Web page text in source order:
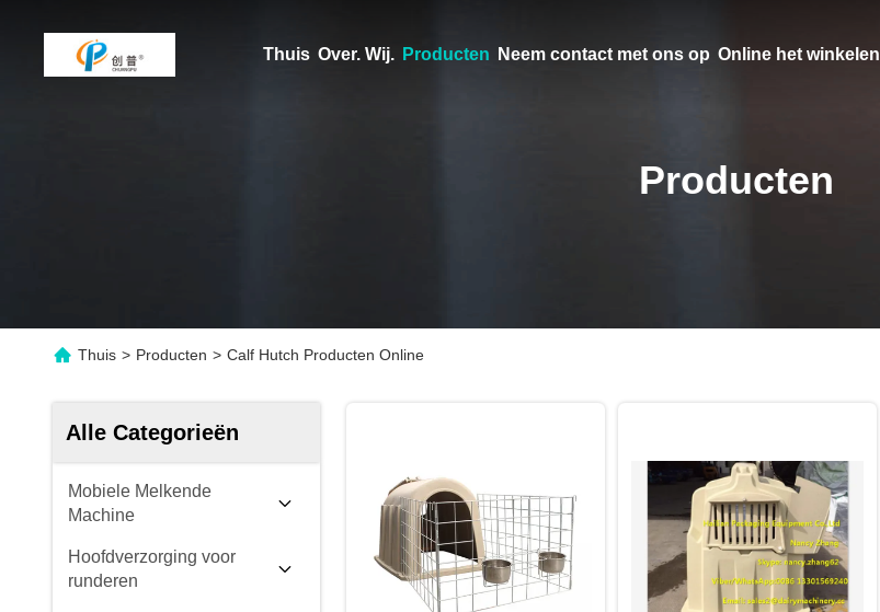
Thuis Over. Wij. Producten Neem contact met ons op Online het winkelen
Producten
Thuis > Producten > Calf Hutch Producten Online
Alle Categorieën
Mobiele Melkende
Machine
Hoofdverzorging voor
runderen